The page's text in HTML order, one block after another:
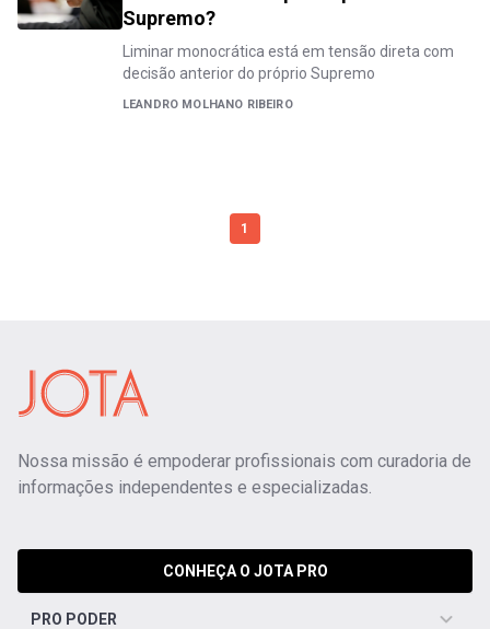
Supremo?
Liminar monocrática está em tensão direta com
decisão anterior do próprio Supremo
LEANDRO MOLHANO RIBEIRO
1
Nossa missão é empoderar profissionais com curadoria de
informações independentes e especializadas.
CONHEÇA O JOTA PRO
PRO PODER